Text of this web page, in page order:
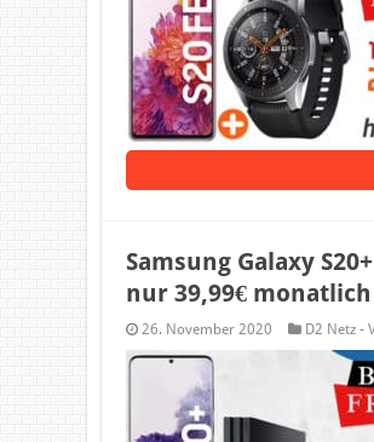
Samsung Galaxy
nur 39,99€ monatlich
26. November 2020 D2 Netz -